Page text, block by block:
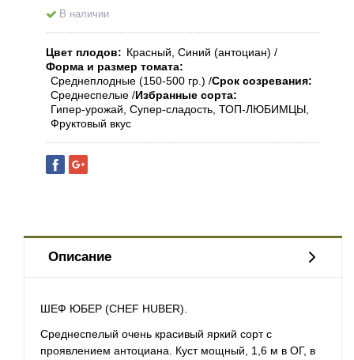
В наличии
Цвет плодов
Красный, Синий (антоциан)
Форма и размер томата
Среднеплодные (150-500 гр.) Срок созревания
Среднеспелые Избранные сорта
Гипер-урожай, Супер-сладость, ТОП-ЛЮБИМЦЫ,
Фруктовый вкус
Описание
ШЕФ ЮБЕР (CHEF HUBER).
Среднеспелый очень красивый яркий сортс
проявлением антоциана. Куст мощный, 1,6 м в ОГ, в